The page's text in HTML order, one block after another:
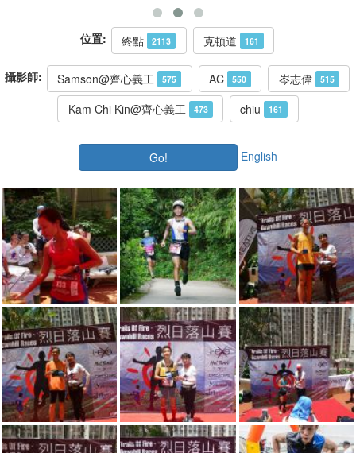
位置: 終點 2113 克顿道 161
攝影師: Samson@齊心義工 575 AC 550 岑志偉 515
Kam Chi Kin@齊心義工 473 chiu 161
Go! English